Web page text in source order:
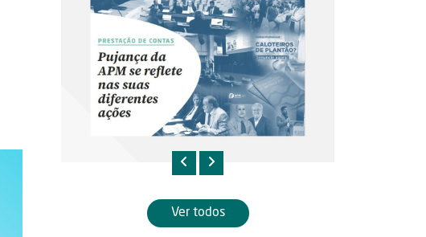
Ver todos